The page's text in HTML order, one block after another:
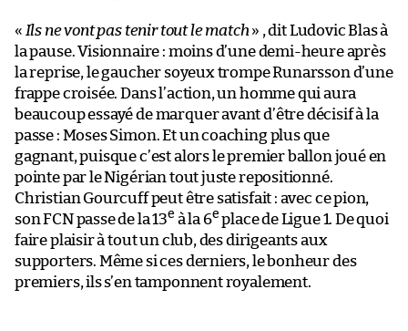
« Ils ne vont pas tenir tout le match » , dit Ludovic Blas à
la pause. Visionnaire : moins d’une demi-heure après
la reprise, le gaucher soyeux trompe Runarsson d’une
frappe croisée. Dans l’action, un homme qui aura
beaucoup essayé de marquer avant d’être décisif à la
passe : Moses Simon. Et un coaching plus que
gagnant, puisque c’est alors le premier ballon joué en
pointe par le Nigérian tout juste repositionné.
Christian Gourcuff peut être satisfait : avec ce pion,
son FCN passe de la 13e à la 6e place de Ligue 1. De quoi
faire plaisir à tout un club, des dirigeants aux
supporters. Même si ces derniers, le bonheur des
premiers, ils s’en tamponnent royalement.